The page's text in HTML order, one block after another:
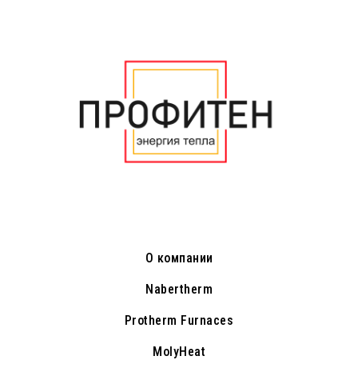
О компании
Nabertherm
Protherm Furnaces
MolyHeat